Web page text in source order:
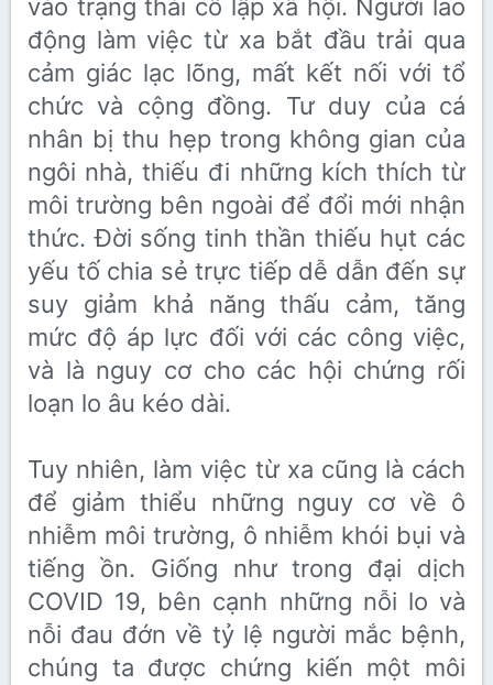
vào trạng thái cô lập xã hội. Người lao
động làm việc từ xa bắt đầu trải qua
cảm giác lạc lõng, mất kết nối với tổ
chức và cộng đồng. Tư duy của cá
nhân bị thu hẹp trong không gian của
ngôi nhà, thiếu đi những kích thích từ
môi trường bên ngoài để đổi mới nhận
thức. Đời sống tinh thần thiếu hụt các
yếu tố chia sẻ trực tiếp dễ dẫn đến sự
suy giảm khả năng thấu cảm, tăng
mức độ áp lực đối với các công việc,
và là nguy cơ cho các hội chứng rối
loạn lo âu kéo dài.
Tuy nhiên, làm việc từ xa cũng là cách
để giảm thiểu những nguy cơ về ô
nhiễm môi trường, ô nhiễm khói bụi và
tiếng ồn. Giống như trong đại dịch
COVID 19, bên cạnh những nỗi lo và
nỗi đau đớn về tỷ lệ người mắc bệnh,
chúng ta được chứng kiến một môi